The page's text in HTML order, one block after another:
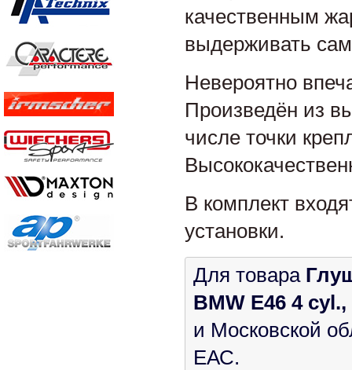
качественным
выдерживать
Невероятно
Произведён из
числе точки
В комплект
установки.
Для товара
BMW E46 4
и Московской
ЕАС.